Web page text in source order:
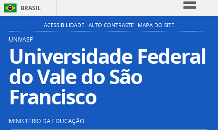
BRASIL
Simplifique!
Participe
Acesso à informação
Legislação
ACESSIBILIDADE ALTO CONTRASTE MAPA DO SITE
UNIVASF
Universidade Federal
do Vale do São
Francisco
MINISTÉRIO DA EDUCAÇÃO